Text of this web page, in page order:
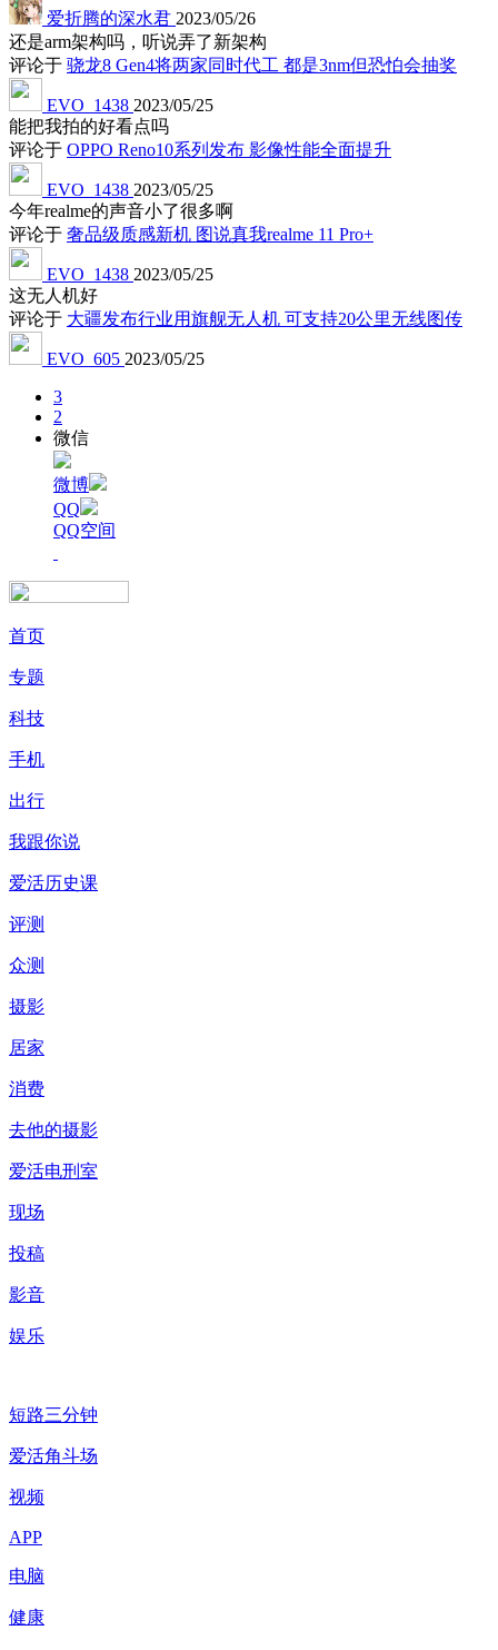
爱折腾的深水君 2023/05/26
还是arm架构吗，听说弄了新架构
评论于 骁龙8 Gen4将两家同时代工 都是3nm但恐怕会抽奖
EVO_1438 2023/05/25
能把我拍的好看点吗
评论于 OPPO Reno10系列发布 影像性能全面提升
EVO_1438 2023/05/25
今年realme的声音小了很多啊
评论于 奢品级质感新机 图说真我realme 11 Pro+
EVO_1438 2023/05/25
这无人机好
评论于 大疆发布行业用旗舰无人机 可支持20公里无线图传
EVO_605 2023/05/25
3
2
微信
微博
QQ
QQ空间
首页
专题
科技
手机
出行
我跟你说
爱活历史课
评测
众测
摄影
居家
消费
去他的摄影
爱活电刑室
现场
投稿
影音
娱乐
短路三分钟
爱活角斗场
视频
APP
电脑
健康